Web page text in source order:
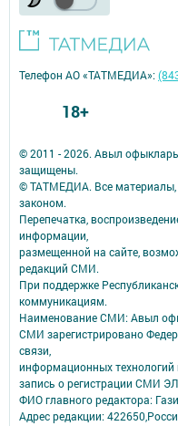
© 2011 - 2026. Авыл
защищены.
© ТАТМЕДИА. Все
законом.
Перепечатка,
информации,
размещенной на сайте,
редакций СМИ.
При поддержке
коммуникациям.
Наименование СМИ: Авыл
СМИ зарегистрировано
связи,
информационных
запись о регистрации СМИ
ФИО главного редактора:
Адрес редакции:
Телефон АО «ТАТМЕДИА»:
18+